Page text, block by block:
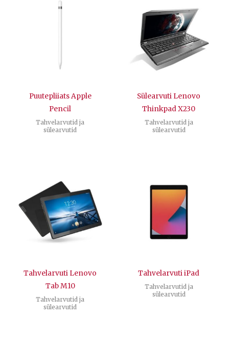
Puutepliiats Apple
Pencil
Tahvelarvutid ja
sülearvutid
Sülearvuti Lenovo
Thinkpad X230
Tahvelarvutid ja
sülearvutid
Tahvelarvuti Lenovo
Tab M10
Tahvelarvutid ja
sülearvutid
Tahvelarvuti iPad
Tahvelarvutid ja
sülearvutid